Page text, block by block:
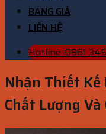
BẢNG GIÁ
LIÊN HỆ
Hotline: 0961
Nhận Thiết Kế
Chất Lượng